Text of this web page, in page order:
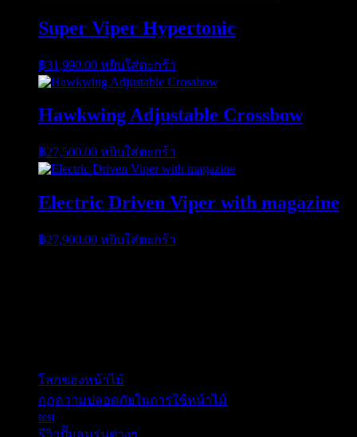
Super Viper Hypertonic
฿31,990.00 หยิบใส่ตะกร้า
Hawkwing Adjustable Crossbow
฿27,500.00 หยิบใส่ตะกร้า
Electric Driven Viper with magazine
฿27,900.00 หยิบใส่ตะกร้า
โลกของหน้าไม้
กฏความปลอดภัยในการใช้หน้าไม้
test
รีวิวปั๊มลมรุ่นต่างๆ